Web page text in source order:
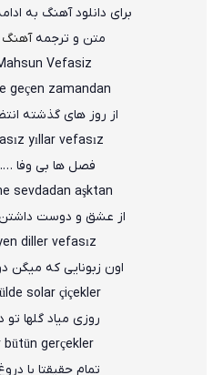
برای دانلود آهنگ به
متن و ترجمهآهنگ
Vefasiz
geçen zamandan
از روز های گذشته
yıllar vefasız
فصل ها بی وفا
sevdadan aşktan
از عشق و دوست
diller vefasız
اون زبونایی که
solar çiçekler
روزی میاد گلها
bütün gerçekler
تمام حقیقتا با